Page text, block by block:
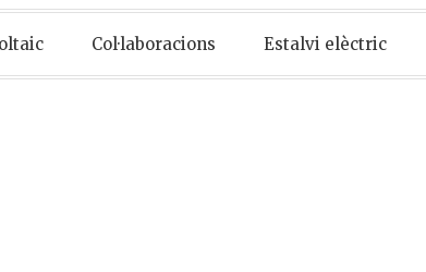
Col·laboracions Estalvi elèctric